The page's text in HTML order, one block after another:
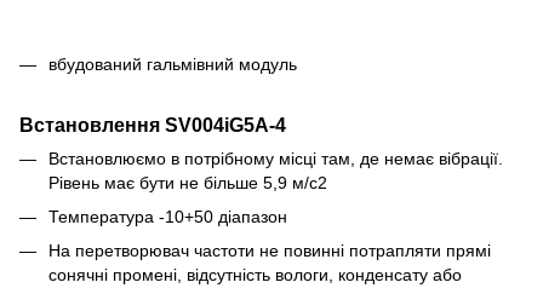
вбудований гальмівний модуль
Встановлення SV004iG5A-4
Встановлюємо в потрібному місці там, де немає вібрації.
Рівень має бути не більше 5,9 м/с2
Температура -10+50 діапазон
На перетворювач частоти не повинні потрапляти прямі
сонячні промені, відсутність вологи, конденсату або